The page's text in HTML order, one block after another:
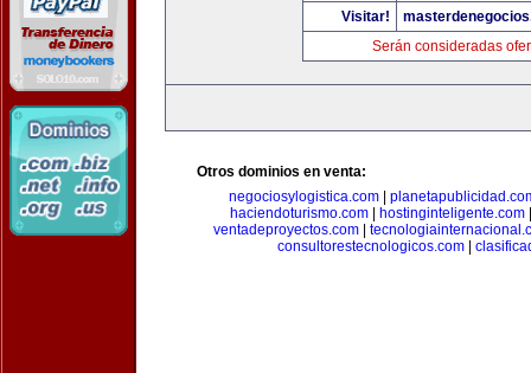
Visitar!
Serán consideradas
Otros dominios en venta:
negociosylogistica.com|
haciendoturismo.com
hostinginteligente.com
ventadeproyectos.com|
consultorestecnologicos.com